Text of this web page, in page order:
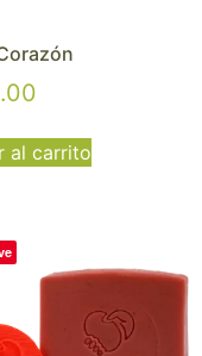
al carrito